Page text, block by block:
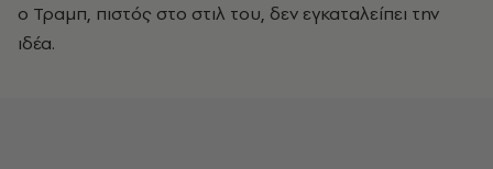
ο Τραμπ, πιστός στο στιλ του, δεν εγκαταλείπει την
ιδέα.